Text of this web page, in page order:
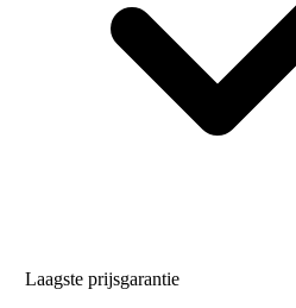
Laagste prijsgarantie